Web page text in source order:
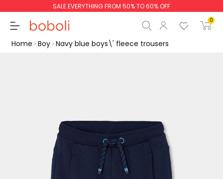
SALE EVERYTHING FROM 50% TO 60% OFF
0
Continue Start order
Home Boy Navy blue boys\' fleece trousers